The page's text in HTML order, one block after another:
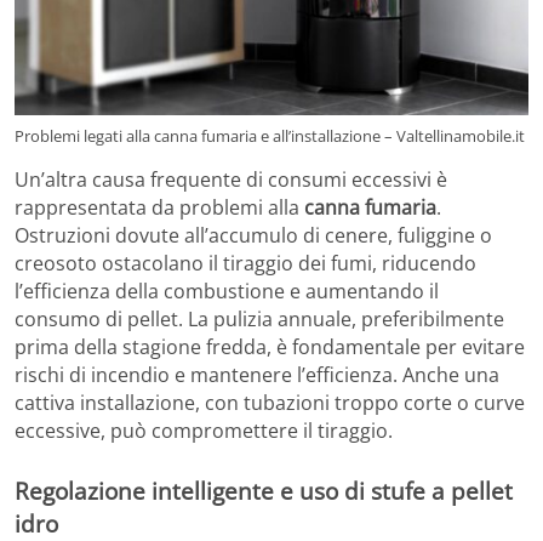
Problemi legati alla canna fumaria e all’installazione – Valtellinamobile.it
Un’altra causa frequente di consumi eccessivi è
rappresentata da problemi alla canna fumaria.
Ostruzioni dovute all’accumulo di cenere, fuliggine o
creosoto ostacolano il tiraggio dei fumi, riducendo
l’efficienza della combustione e aumentando il
consumo di pellet. La pulizia annuale, preferibilmente
prima della stagione fredda, è fondamentale per evitare
rischi di incendio e mantenere l’efficienza. Anche una
cattiva installazione, con tubazioni troppo corte o curve
eccessive, può compromettere il tiraggio.
Regolazione intelligente e uso di stufe a pellet
idro